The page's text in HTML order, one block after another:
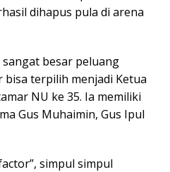
dihapus pula di arena
besar peluang
terpilih menjadi Ketua
NU ke 35. Ia memiliki
Gus Muhaimin, Gus Ipul
simpul simpul